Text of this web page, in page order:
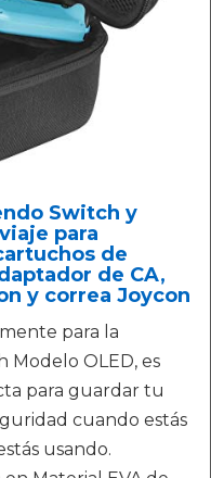
Switch y
para
de
de CA,
y correa Joycon
para la
Modelo OLED, es
para guardar tu
cuando estás
usando.